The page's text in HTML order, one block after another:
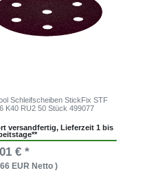
Schleifscheiben StickFix STF
K40 RU2 50 Stück 499077
versandfertig, Lieferzeit 1 bis
€ *
EUR Netto )